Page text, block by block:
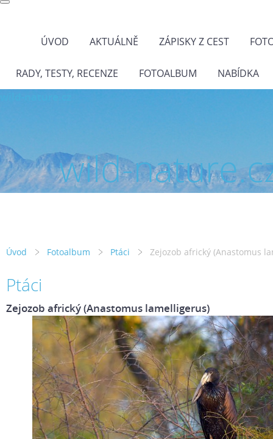
ÚVOD AKTUÁLNĚ ZÁPISKY Z CEST
RADY, TESTY, RECENZE FOTOALBUM NABÍDKA
wild-
Úvod Fotoalbum Ptáci Zejozob africký (Anastomus
Ptáci
Zejozob africký (Anastomus lamelligerus)